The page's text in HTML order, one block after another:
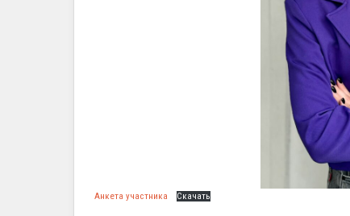
Анкета участника Скачать